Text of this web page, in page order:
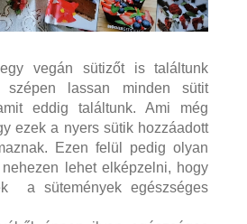
vegán sütizőt is találtunk
szépen lassan minden sütit
eddig találtunk. Ami még
ezek a nyers sütik hozzáadott
Ezen felül pedig olyan
lehet elképzelni, hogy
a sütemények egészséges